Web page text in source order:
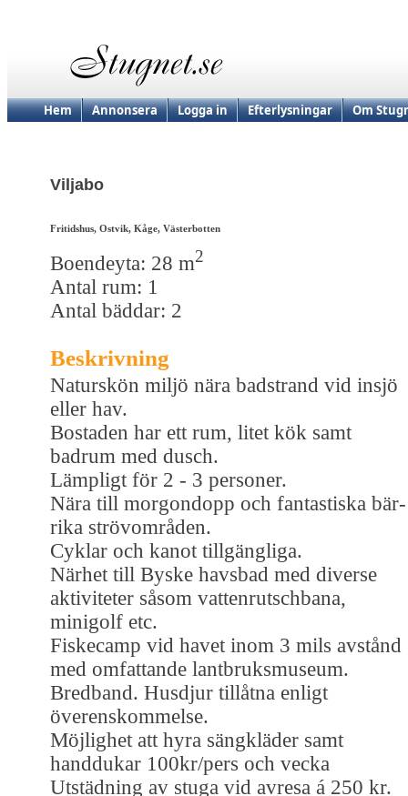
Hem Annonsera Logga in Efterlysningar Om
Viljabo
Fritidshus, Ostvik, Kåge, Västerbotten
Boendeyta: 28 m2
Antal rum: 1
Antal bäddar: 2
Beskrivning
Naturskön miljö nära badstrand vid insjö
eller hav.
Bostaden har ett rum, litet kök samt
badrum med dusch.
Lämpligt för 2 - 3 personer.
Nära till morgondopp och fantastiska bär-
rika strövområden.
Cyklar och kanot tillgängliga.
Närhet till Byske havsbad med diverse
aktiviteter såsom vattenrutschbana,
minigolf etc.
Fiskecamp vid havet inom 3 mils avstånd
med omfattande lantbruksmuseum.
Bredband. Husdjur tillåtna enligt
överenskommelse.
Möjlighet att hyra sängkläder samt
handdukar 100kr/pers och vecka
Utstädning av stuga vid avresa á 250 kr.